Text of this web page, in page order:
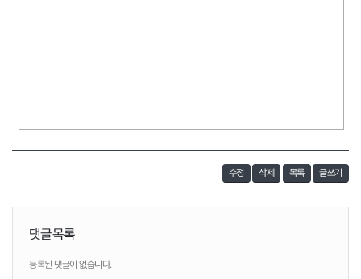
수정 삭제 목록 글쓰기
댓글목록
등록된 댓글이 없습니다.